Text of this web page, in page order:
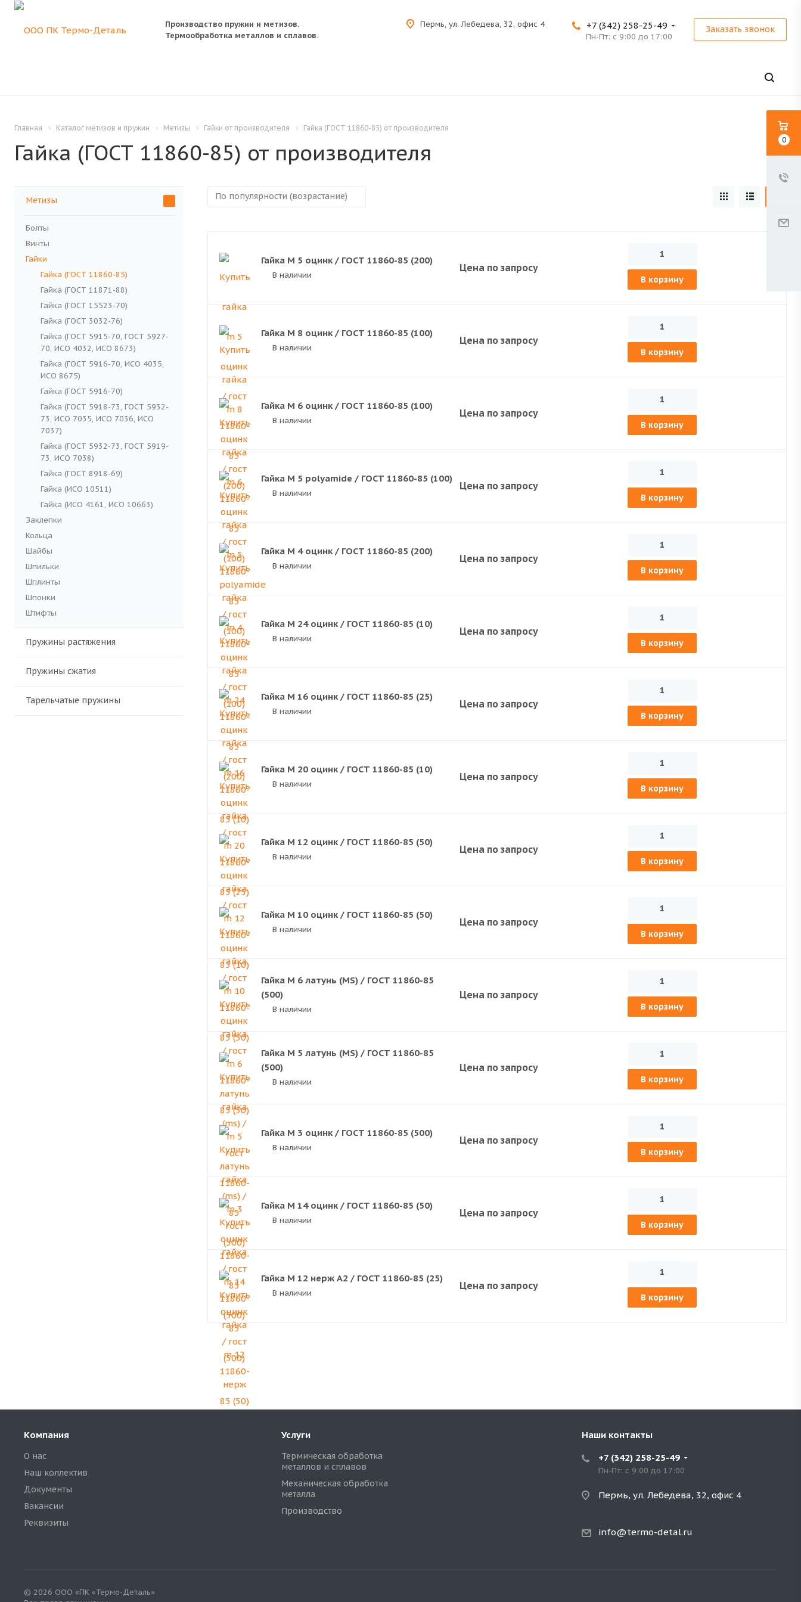
Производство пружин и метизов.
Термообработка металлов и сплавов.
+7 (342) 258-25-49
Пн-Пт: с 9:00 до 17:00
Заказать звонок
Пермь, ул. Лебедева, 32, офис 4
Главная Каталог метизов и пружин Метизы Гайки от производителя Гайка (ГОСТ 11860-85) от производителя
Гайка (ГОСТ 11860-85) от производителя
Гайка M 5 оцинк / ГОСТ 11860-85 (200)
В наличии
Цена по запросу
В корзину
Гайка M 8 оцинк / ГОСТ 11860-85 (100)
В наличии
Цена по запросу
В корзину
Гайка M 6 оцинк / ГОСТ 11860-85 (100)
В наличии
Цена по запросу
В корзину
Гайка M 5 polyamide / ГОСТ 11860-85 (100)
В наличии
Цена по запросу
В корзину
Гайка M 4 оцинк / ГОСТ 11860-85 (200)
В наличии
Цена по запросу
В корзину
Гайка M 24 оцинк / ГОСТ 11860-85 (10)
В наличии
Цена по запросу
В корзину
Гайка M 16 оцинк / ГОСТ 11860-85 (25)
В наличии
Цена по запросу
В корзину
Гайка M 20 оцинк / ГОСТ 11860-85 (10)
В наличии
Цена по запросу
В корзину
Гайка M 12 оцинк / ГОСТ 11860-85 (50)
В наличии
Цена по запросу
В корзину
Гайка M 10 оцинк / ГОСТ 11860-85 (50)
В наличии
Цена по запросу
В корзину
Гайка M 6 латунь (MS) / ГОСТ 11860-85
(500)
В наличии
Цена по запросу
В корзину
Гайка M 5 латунь (MS) / ГОСТ 11860-85
(500)
В наличии
Цена по запросу
В корзину
Гайка M 3 оцинк / ГОСТ 11860-85 (500)
В наличии
Цена по запросу
В корзину
Гайка M 14 оцинк / ГОСТ 11860-85 (50)
В наличии
Цена по запросу
В корзину
Гайка M 12 нерж A2 / ГОСТ 11860-85 (25)
В наличии
Цена по запросу
В корзину
Метизы
Болты
Винты
Гайки
Гайка (ГОСТ 11860-85)
Гайка (ГОСТ 11871-88)
Гайка (ГОСТ 15523-70)
Гайка (ГОСТ 3032-76)
Гайка (ГОСТ 5915-70, ГОСТ 5927-
70, ИСО 4032, ИСО 8673)
Гайка (ГОСТ 5916-70, ИСО 4035,
ИСО 8675)
Гайка (ГОСТ 5916-70)
Гайка (ГОСТ 5918-73, ГОСТ 5932-
73, ИСО 7035, ИСО 7036, ИСО
7037)
Гайка (ГОСТ 5932-73, ГОСТ 5919-
73, ИСО 7038)
Гайка (ГОСТ 8918-69)
Гайка (ИСО 10511)
Гайка (ИСО 4161, ИСО 10663)
Заклепки
Кольца
Шайбы
Шпильки
Шплинты
Шпонки
Штифты
Пружины растяжения
Пружины сжатия
Тарельчатые пружины
Компания
О нас
Наш коллектив
Документы
Вакансии
Реквизиты
Услуги
Термическая обработка
металлов и сплавов
Механическая обработка
металла
Производство
Наши контакты
+7 (342) 258-25-49
Пн-Пт: с 9:00 до 17:00
Пермь, ул. Лебедева, 32, офис 4
info@termo-detal.ru
© 2026 ООО «ПК «Термо-Деталь»
0